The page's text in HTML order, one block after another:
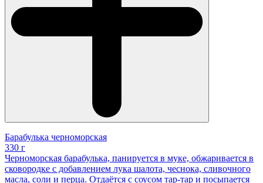
Барабулька черноморская
330 г
Черноморская барабулька, панируется в муке, обжаривается в
сковородке с добавлением лука шалота, чеснока, сливочного
масла, соли и перца. Отдаётся с соусом тар-тар и посыпается